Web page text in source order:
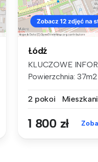
Łódź
KLUCZOWE
Powierzchnia:
2 pokoi
1 800 zł